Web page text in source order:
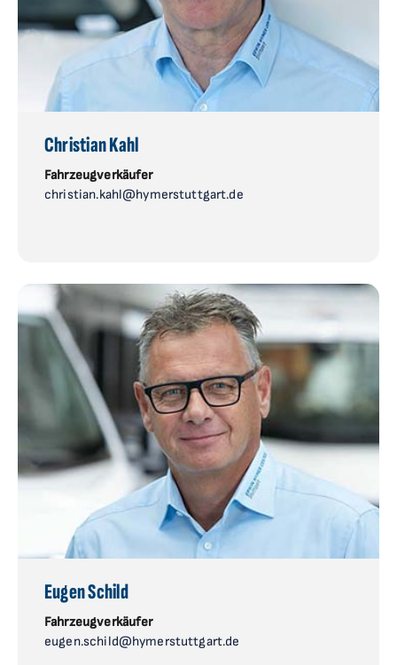
Christian Kahl
Fahrzeugverkäufer
christian.kahl@hymerstuttgart.de
Eugen Schild
Fahrzeugverkäufer
eugen.schild@hymerstuttgart.de